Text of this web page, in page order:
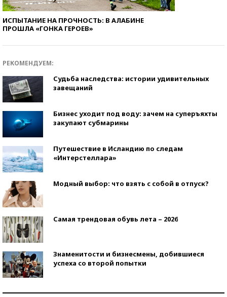
ИСПЫТАНИЕ НА ПРОЧНОСТЬ: В АЛАБИНЕ
ПРОШЛА «ГОНКА ГЕРОЕВ»
РЕКОМЕНДУЕМ:
Судьба наследства: истории удивительных
завещаний
Бизнес уходит под воду: зачем на суперъяхты
закупают субмарины
Путешествие в Исландию по следам
«Интерстеллара»
Модный выбор: что взять с собой в отпуск?
Самая трендовая обувь лета – 2026
Знаменитости и бизнесмены, добившиеся
успеха со второй попытки